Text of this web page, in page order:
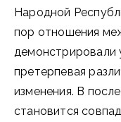
Народной
пор отношения
демонстрировали
претерпевая
изменения. В
становится